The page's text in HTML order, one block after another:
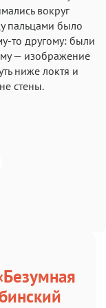
вокруг
пальцами было
то другому: были
— изображение
ниже локтя и
стены.